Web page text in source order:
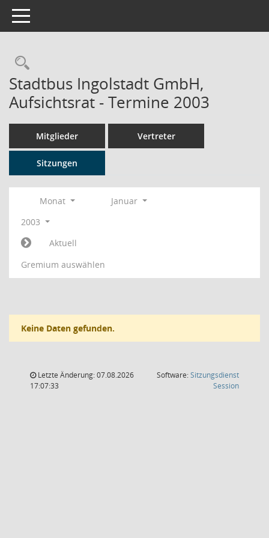
Toggle navigation
Rechercheauswahl
Stadtbus Ingolstadt GmbH,
Aufsichtsrat - Termine 2003
Mitglieder Vertreter
Sitzungen
Monat
Januar
2003
Aktuell
Gremium auswählen
Keine Daten gefunden.
Letzte Änderung: 07.08.2026
17:07:33
Software:Sitzungsdienst
Session(Wird in